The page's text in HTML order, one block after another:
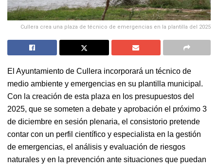
Cullera crea una plaza de técnico de emergencias en la plantilla del 2025
El Ayuntamiento de Cullera incorporará un técnico de
medio ambiente y emergencias en su plantilla municipal.
Con la creación de esta plaza en los presupuestos del
2025, que se someten a debate y aprobación el próximo 3
de diciembre en sesión plenaria, el consistorio pretende
contar con un perfil científico y especialista en la gestión
de emergencias, el análisis y evaluación de riesgos
naturales y en la prevención ante situaciones que puedan